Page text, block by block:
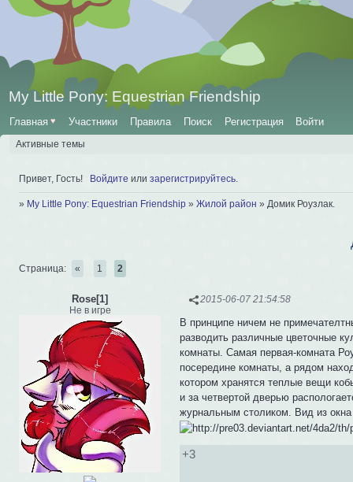
My Little Pony: Equestrian Friendship
Главная ♥ Участники Правила Поиск Регистрация Войти
Активные темы
Привет, Гость! Войдите или зарегистрируйтесь
» My Little Pony: Equestrian Friendship » Жилой район » Домик Роузлак.
Страница: « 1 2
2015-06-07 21:54:58
Rose[1]
Не в игре
В принципе ничем не
разводить различные цветочные
комнаты. Самая первая-комната
посередине комнаты, а рядом
котором хранятся теплые вещи
и за четвертой дверью
журнальным столиком. Вид из
+3